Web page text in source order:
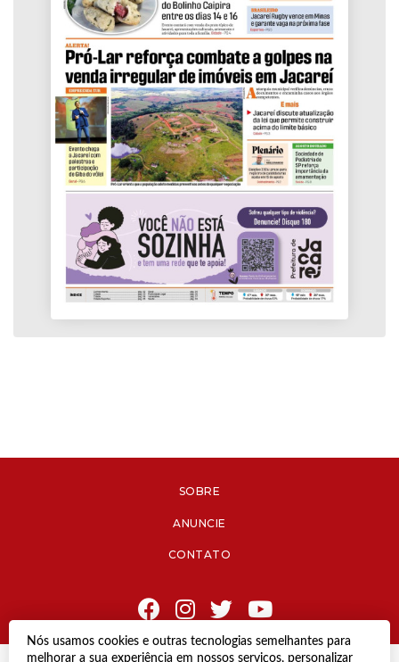
Nós usamos cookies e outras tecnologias semelhantes para
melhorar a sua experiência em nossos serviços, personalizar
SOBRE
ANUNCIE
CONTATO